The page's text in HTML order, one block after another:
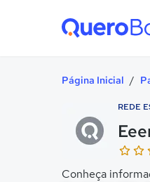
Página Inicial /
REDE
Conheça